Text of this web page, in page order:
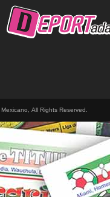
All Rights Reserved.